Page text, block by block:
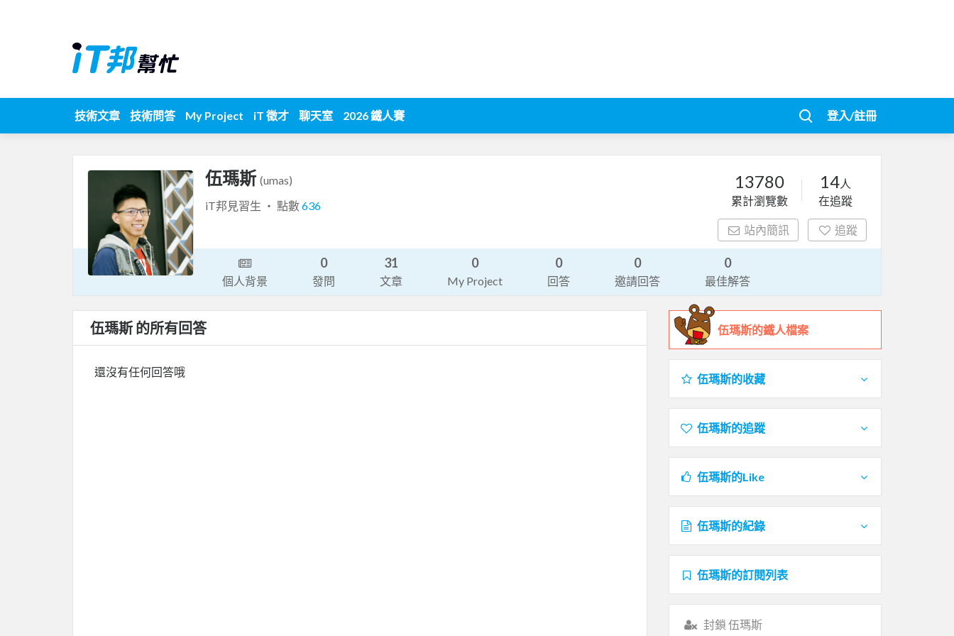
技術文章 技術問答 My Project iT 徵才 聊天室 2026 鐵人賽 登入/註冊
伍瑪斯 (umas)
iT邦見習生 ‧ 點數636
13780
累計瀏覽數
14人
在追蹤
站內簡訊 追蹤
個人背景
0
發問
31
文章
0
My Project
0
回答
0
邀請回答
0
最佳解答
伍瑪斯 的所有回答
還沒有任何回答哦
伍瑪斯的鐵人檔案
伍瑪斯的收藏
伍瑪斯的追蹤
伍瑪斯的Like
伍瑪斯的紀錄
伍瑪斯的訂閱列表
封鎖 伍瑪斯